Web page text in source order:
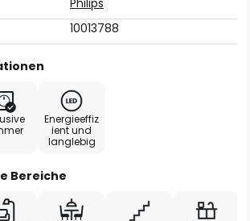
Philips
10013788
Energieeffiz
ient und
langlebig
Bereiche